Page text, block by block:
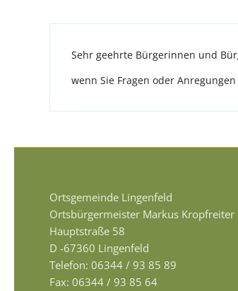
Sehr geehrte Bürgerinnen und
wenn Sie Fragen oder
Ortsgemeinde Lingenfeld
Ortsbürgermeister Markus Kropfreiter
Hauptstraße 58
D -67360 Lingenfeld
Telefon: 06344 / 93 85 89
Fax: 06344 / 93 85 64